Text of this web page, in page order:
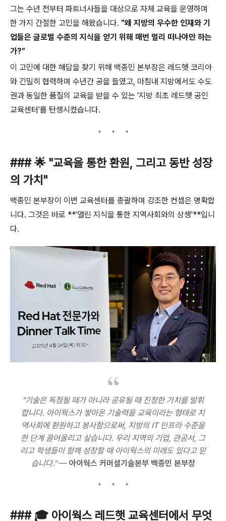
그는 수년 전부터 파트너사들을 대상으로 자체 교육을 운영하며
한 가지 간절한 고민을 해왔습니다. "왜 지방의 우수한 인재와 기
업들은 글로벌 수준의 지식을 얻기 위해 매번 멀리 떠나야만 하는
가?"
이 고민에 대한 해답을 찾기 위해 백종민 본부장은 레드햇 코리아
와 긴밀히 협력하며 수년간 공을 들였고, 마침내 지방에서도 수도
권과 동일한 품질의 교육을 받을 수 있는 '지방 최초 레드햇 공인
교육센터'를 탄생시켰습니다.
### 🌟 "교육을 통한 환원, 그리고 동반 성장
의 가치"
백종민 본부장이 이번 교육센터를 총괄하며 강조한 컨셉은 명확합
니다. 그것은 바로 **'열린 지식을 통한 지역사회와의 상생'**입니
다.
"기술은 독점될 때가 아니라 공유될 때 진정한 가치를 발휘
합니다. 아이웍스가 쌓아온 기술력을 교육이라는 형태로 지
역사회에 환원하고 봉사함으로써, 지방의 IT 인프라 수준을
한 단계 끌어올리고 싶습니다. 우리 지역의 기업, 관공서, 그
리고 학생들이 함께 성장할 때 아이웍스의 미래도 있다고 믿
습니다."— 아이웍스 커머셜기술본부 백종민 본부장
### 🎓 아이웍스 레드햇 교육센터에서 무엇